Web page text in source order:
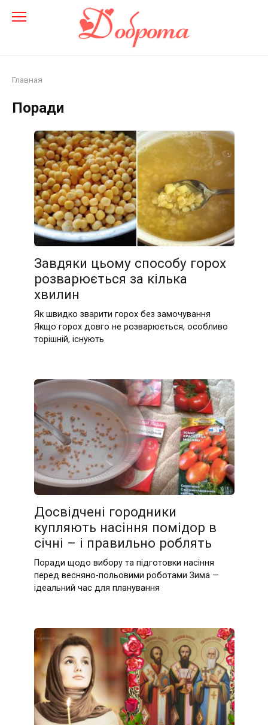
Главная
Поради
Завдяки цьому способу горох
розварюється за кілька
хвилин
Як швидко зварити горох без замочування
Якщо горох довго не розварюється, особливо
торішній, існують
Досвідчені городники
купляють насіння помідор в
січні – і правильно роблять
Поради щодо вибору та підготовки насіння
перед весняно-польовими роботами Зима —
ідеальний час для планування